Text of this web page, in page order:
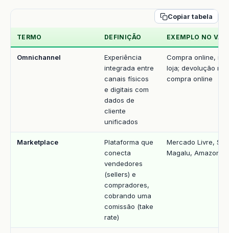
Copiar tabela
TERMO DEFINIÇÃO EXEMPLO NO
Omnichannel
Experiência
integrada entre
canais físicos
e digitais com
dados de
cliente
unificados
Compra online,
loja; devolução na
compra online
Marketplace
Plataforma que
conecta
vendedores
(sellers) e
compradores,
cobrando uma
comissão (take
rate)
Mercado Livre,
Magalu, Amazon